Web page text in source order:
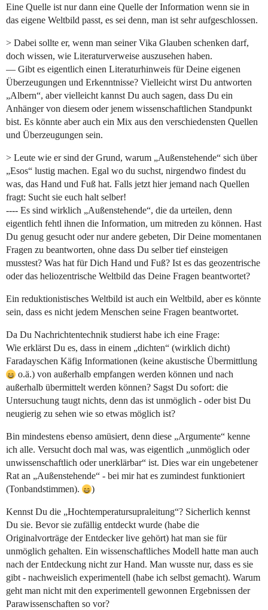
Eine Quelle ist nur dann eine Quelle der Information wenn sie in
das eigene Weltbild passt, es sei denn, man ist sehr aufgeschlossen.
> Dabei sollte er, wenn man seiner Vika Glauben schenken darf,
doch wissen, wie Literaturverweise auszusehen haben.
— Gibt es eigentlich einen Literaturhinweis für Deine eigenen
Überzeugungen und Erkenntnisse? Vielleicht wirst Du antworten
„Albern“, aber vielleicht kannst Du auch sagen, dass Du ein
Anhänger von diesem oder jenem wissenschaftlichen Standpunkt
bist. Es könnte aber auch ein Mix aus den verschiedensten Quellen
und Überzeugungen sein.
> Leute wie er sind der Grund, warum „Außenstehende“ sich über
„Esos“ lustig machen. Egal wo du suchst, nirgendwo findest du
was, das Hand und Fuß hat. Falls jetzt hier jemand nach Quellen
fragt: Sucht sie euch halt selber!
---- Es sind wirklich „Außenstehende“, die da urteilen, denn
eigentlich fehtl ihnen die Information, um mitreden zu können. Hast
Du genug gesucht oder nur andere gebeten, Dir Deine momentanen
Fragen zu beantworten, ohne dass Du selber tief einsteigen
musstest? Was hat für Dich Hand und Fuß? Ist es das geozentrische
oder das heliozentrische Weltbild das Deine Fragen beantwortet?
Ein reduktionistisches Weltbild ist auch ein Weltbild, aber es könnte
sein, dass es nicht jedem Menschen seine Fragen beantwortet.
Da Du Nachrichtentechnik studierst habe ich eine Frage:
Wie erklärst Du es, dass in einem „dichten“ (wirklich dicht)
Faradayschen Käfig Informationen (keine akustische Übermittlung
o.ä.) von außerhalb empfangen werden können und nach
außerhalb übermittelt werden können? Sagst Du sofort: die
Untersuchung taugt nichts, denn das ist unmöglich - oder bist Du
neugierig zu sehen wie so etwas möglich ist?
Bin mindestens ebenso amüsiert, denn diese „Argumente“ kenne
ich alle. Versucht doch mal was, was eigentlich „unmöglich oder
unwissenschaftlich oder unerklärbar“ ist. Dies war ein ungebetener
Rat an „Außenstehende“ - bei mir hat es zumindest funktioniert
(Tonbandstimmen).
)
Kennst Du die „Hochtemperatursupraleitung“? Sicherlich kennst
Du sie. Bevor sie zufällig entdeckt wurde (habe die
Originalvorträge der Entdecker live gehört) hat man sie für
unmöglich gehalten. Ein wissenschaftliches Modell hatte man auch
nach der Entdeckung nicht zur Hand. Man wusste nur, dass es sie
gibt - nachweislich experimentell (habe ich selbst gemacht). Warum
geht man nicht mit den experimentell gewonnen Ergebnissen der
Parawissenschaften so vor?